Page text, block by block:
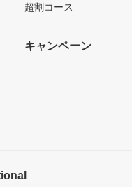
超割コース
キャンペーン